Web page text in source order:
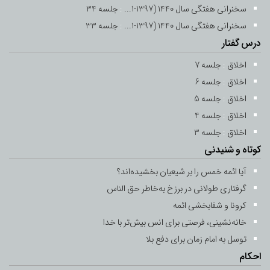
جلسه 10
3 اردیبهشت 1400 -10 رمضان 1442
جلسه 11
4 اردیبهشت 1400 -
جلسه 12
5 اردیبهشت 1400
جلسه 13
6 اردیبهشت 1400 13 رمضان 1442
جلسه 14
-
سخنرانی هفتگی سال 1440 (1397-1...
: جلسه 34
سخنرانی هفتگی سال 1440 (1397-1...
: جلسه 33
درس گفتار
اخلاق : جلسه 7
اخلاق : جلسه 6
اخلاق : جلسه 5
اخلاق : جلسه 4
اخلاق : جلسه 3
کوتاه و شنیدنی
آیا ائمه خمس را بر شیعیان بخشیده‌اند؟
گرفتاری طولانی در برزخ به‌خاطر حق ‌الناس
کرونا و شفابخشی ائمه
خانه‌نشینی، فرصتی برای انس بیش‌تر با خدا
توسل به امام زمان برای دفع بلا
احکام